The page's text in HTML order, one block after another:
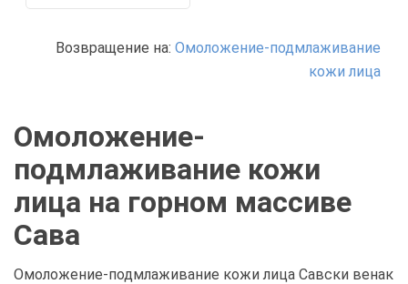
Возвращение на: Омоложение-подмлаживание
кожи лица
Омоложение-
подмлаживание кожи
лица на горном массиве
Сава
Омоложение-подмлаживание кожи лица Савски венак